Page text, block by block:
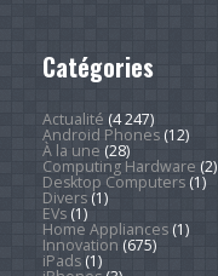
Catégories
Actualité (4 247)
Android Phones(12)
À la une (28)
Computing Hardware (2)
Desktop Computers(1)
Divers(1)
EVs(1)
Home Appliances(1)
Innovation (675)
iPads(1)